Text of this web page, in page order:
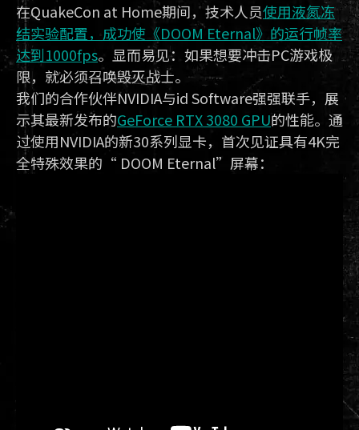
在QuakeCon at Home期间，技术人员使用液氮冻
结实验配置，成功使《DOOM Eternal》的运行帧率
达到1000fps。显而易见：如果想要冲击PC游戏极
限，就必须召唤毁灭战士。
我们的合作伙伴NVIDIA与id Software强强联手，展
示其最新发布的GeForce RTX 3080 GPU的性能。通
过使用NVIDIA的新30系列显卡，首次见证具有4K完
全特殊效果的“ DOOM Eternal”屏幕：